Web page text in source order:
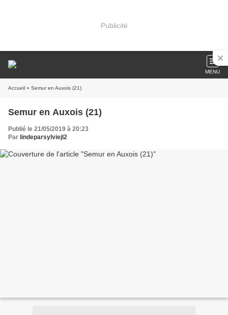
Publicité
MENU
Accueil » Semur en Auxois (21)
Semur en Auxois (21)
Publié le 21/05/2019 à 20:23
Par lindeparsylviejl2